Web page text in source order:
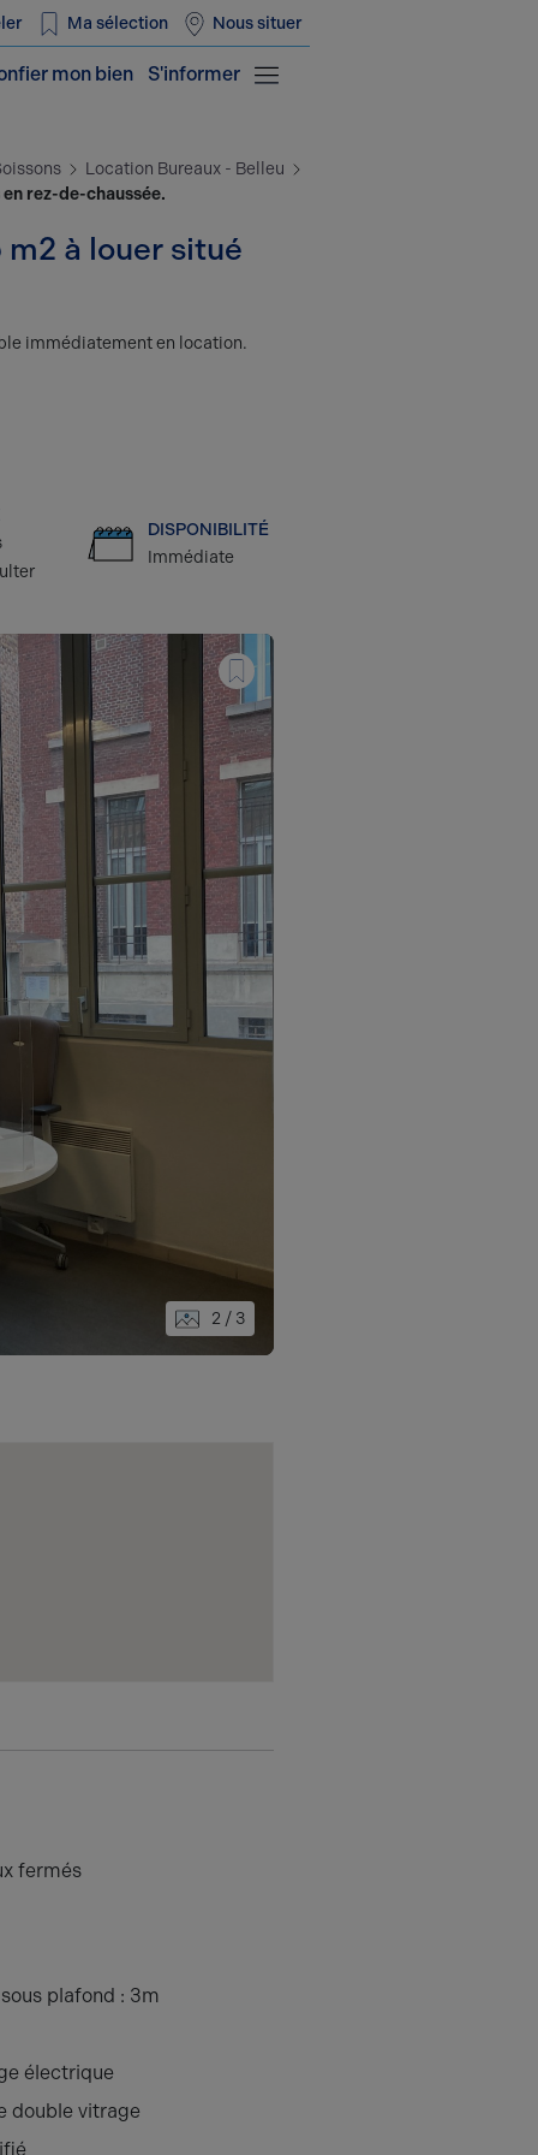
Ma sélection Nous situer
S'informer
mon bien
Location Bureaux - Belleu
rez-de-chaussée.
à louer situé
immédiatement en location.
DISPONIBILITÉ
Immédiate
2 / 3
fermés
plafond : 3m
électrique
double vitrage